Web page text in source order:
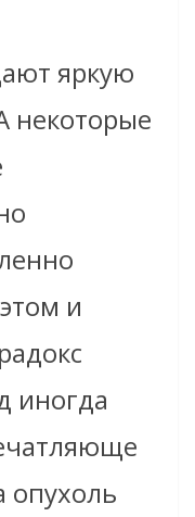
яркую
некоторые
и
иногда
опухоль